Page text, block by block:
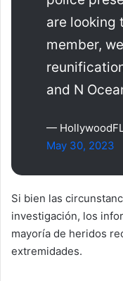
are looking
member,
and N
—
May 30, 2023
Si bien las
investigación, los
mayoría de heridos
extremidades.